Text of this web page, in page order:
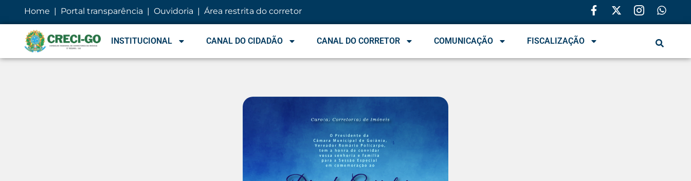
Home | Portal transparência | Ouvidoria | Área restrita do corretor
INSTITUCIONAL CANAL DO CIDADÃO CANAL DO CORRETOR COMUNICAÇÃO FISCALIZAÇÃO